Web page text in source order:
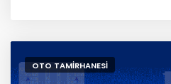
OTO TAMIRHANESI